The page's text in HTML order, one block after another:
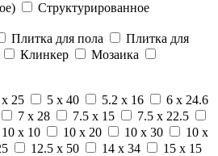
Структурированное
Плитка для пола
Плитка для
Клинкер
Мозаика
x 25 5 x 40 5.2 x 16
6 x 24.6
7 x 28 7.5 x 15
7.5 x 22.5
10 x 10 10 x 20 10 x 30
10 x
12.5 x 50 14 x 34
15 x 15